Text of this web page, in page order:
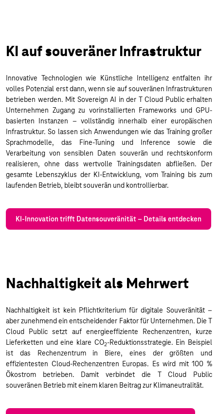
KI auf souveräner Infrastruktur
Innovative Technologien wie Künstliche Intelligenz entfalten ihr
volles Potenzial erst dann, wenn sie auf souveränen Infrastrukturen
betrieben werden. Mit Sovereign AI in der T Cloud Public erhalten
Unternehmen Zugang zu vorinstallierten Frameworks und GPU-
basierten Instanzen – vollständig innerhalb einer europäischen
Infrastruktur. So lassen sich Anwendungen wie das Training großer
Sprachmodelle, das Fine-Tuning und Inference sowie die
Verarbeitung von sensiblen Daten souverän und rechtskonform
realisieren, ohne dass wertvolle Trainingsdaten abfließen. Der
gesamte Lebenszyklus der KI-Entwicklung, vom Training bis zum
laufenden Betrieb, bleibt souverän und kontrollierbar.
KI-Innovation trifft Datensouveränität – Details entdecken
Nachhaltigkeit als Mehrwert
Nachhaltigkeit ist kein Pflichtkriterium für digitale Souveränität –
aber zunehmend ein entscheidender Faktor für Unternehmen. Die T
Cloud Public setzt auf energieeffiziente Rechenzentren, kurze
Lieferketten und eine klare CO2-Reduktionsstrategie. Ein Beispiel
ist das Rechenzentrum in Biere, eines der größten und
effizientesten Cloud-Rechenzentren Europas. Es wird mit 100 %
Ökostrom betrieben. Damit verbindet die T Cloud Public
souveränen Betrieb mit einem klaren Beitrag zur Klimaneutralität.